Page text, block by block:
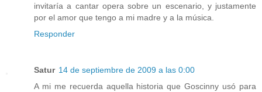
invitaría a cantar opera sobre un escenario, y justamente
por el amor que tengo a mi madre y a la música.
Responder
Satur 14 de septiembre de 2009 a las 0:00
A mi me recuerda aquella historia que Goscinny usó para